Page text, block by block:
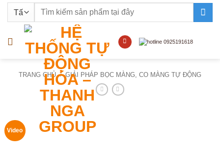
nội
Tìm
TRANG CHỦ / GIẢI PHÁP BỌC MÀNG, CO MÀNG TỰ ĐỘNG
Video